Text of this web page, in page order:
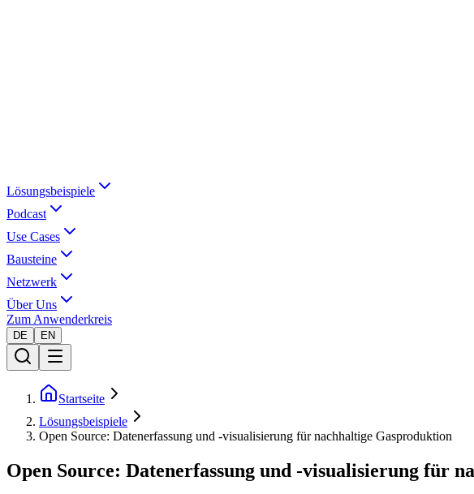
Lösungsbeispiele
Podcast
Use Cases
Bausteine
Netzwerk
Über Uns
Zum Anwenderkreis
DE EN
Startseite
Lösungsbeispiele
Open Source: Datenerfassung und -visualisierung für nachhaltige Gasproduktion
Open Source: Datenerfassung und -visualisierung für